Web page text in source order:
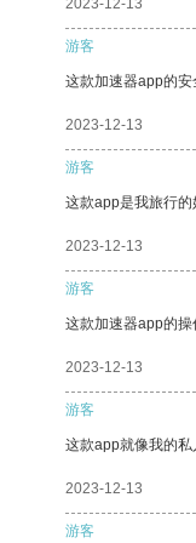
2023-12-13
游客
这款加速器app的安
2023-12-13
游客
这款app是我旅行的
2023-12-13
游客
这款加速器app的操
2023-12-13
游客
这款app就像我的私
2023-12-13
游客